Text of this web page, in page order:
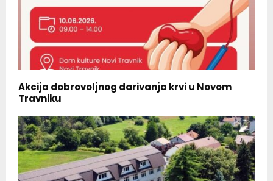
Akcija dobrovoljnog darivanja krvi u Novom
Travniku